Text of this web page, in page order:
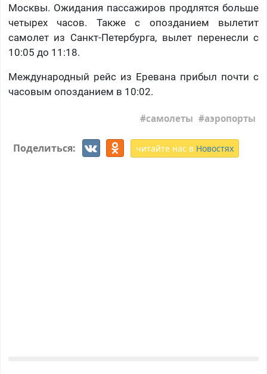
Москвы. Ожидания пассажиров продлятся больше
четырех часов. Также с опозданием вылетит
самолет из Санкт-Петербурга, вылет перенесли с
10:05 до 11:18.
Международный рейс из Еревана прибыл почти с
часовым опозданием в 10:02.
самолеты аэропорты
Поделиться: читайте нас в Новостях